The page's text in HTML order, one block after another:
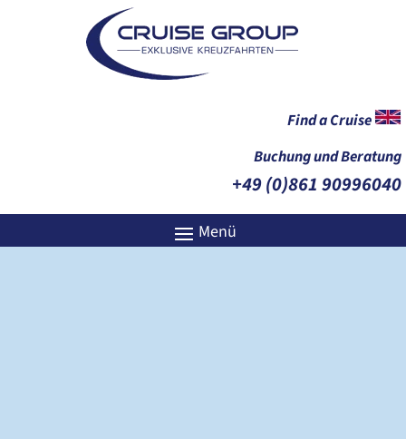
Find a Cruise
Buchung und Beratung
+49 (0)861 90996040